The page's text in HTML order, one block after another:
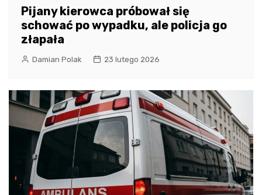
Pijany kierowca próbował się
schować po wypadku, ale policja go
złapała
Damian Polak 23 lutego 2026